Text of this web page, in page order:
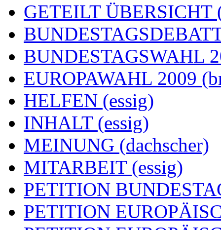
GETEILT ÜBERSICHT
BUNDESTAGSWAHL
EUROPAWAHL 2009
HELFEN (essig)
INHALT (essig)
MEINUNG (dachscher)
MITARBEIT (essig)
PETITION
PETITION